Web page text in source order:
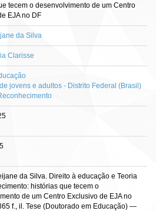
tecem o desenvolvimento de um Centro
EJA no DF
da Silva
Clarisse
jovens e adultos - Distrito Federal (Brasil)
da Silva. Direito à educação e Teoria
histórias que tecem o
de um Centro Exclusivo de EJA no
f., il. Tese (Doutorado em Educação) —